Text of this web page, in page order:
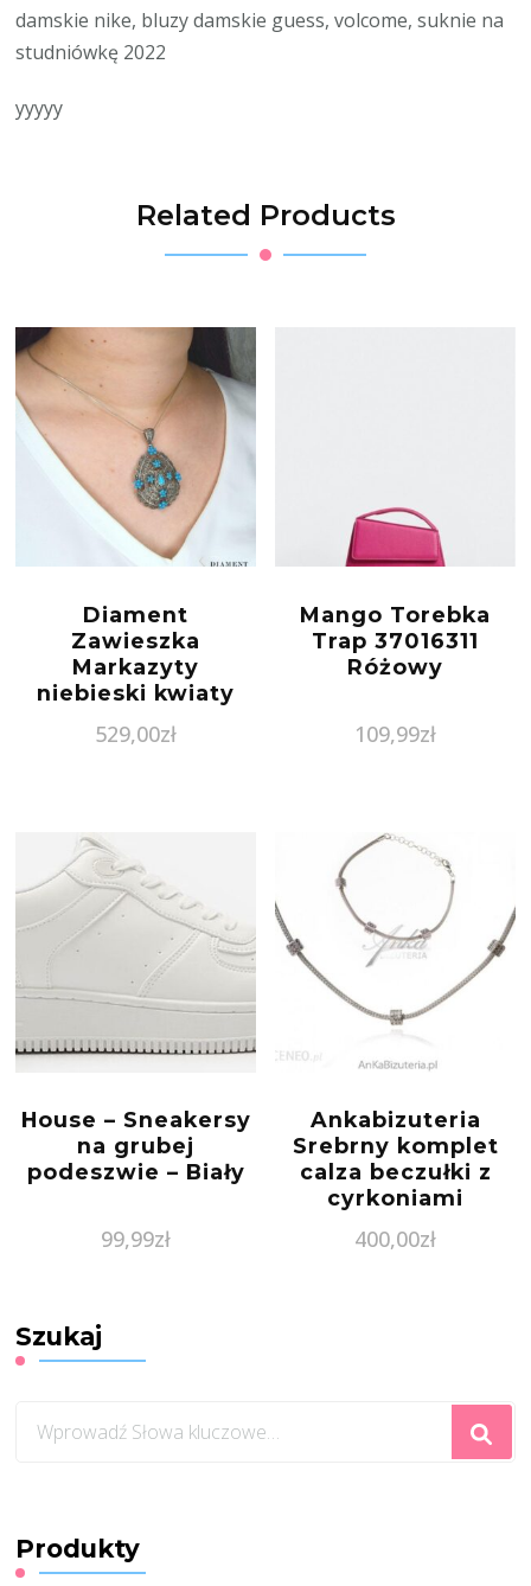
damskie nike, bluzy damskie guess, volcome, suknie na
studniówkę 2022
yyyyy
Related Products
Diament
Zawieszka
Markazyty
niebieski kwiaty
529,00zł
Mango Torebka
Trap 37016311
Różowy
109,99zł
House – Sneakersy
na grubej
podeszwie – Biały
99,99zł
Ankabizuteria
Srebrny komplet
calza beczułki z
cyrkoniami
400,00zł
Szukaj
czegoś?
Produkty